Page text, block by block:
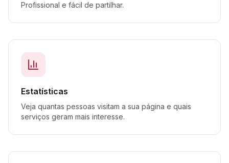
Profissional e fácil de partilhar.
Estatísticas
Veja quantas pessoas visitam a sua página e quais
serviços geram mais interesse.